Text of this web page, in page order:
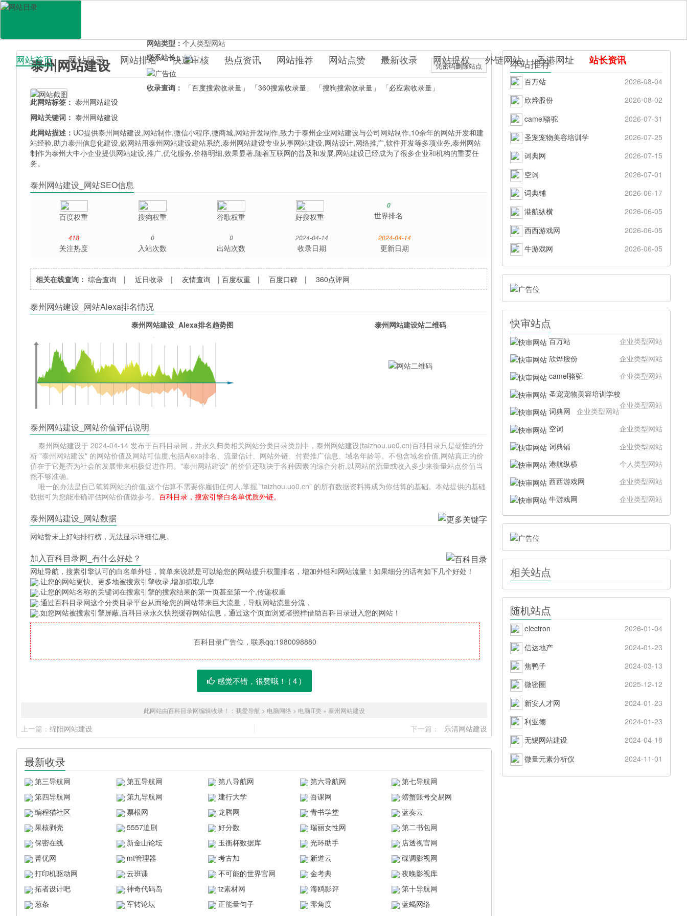
百科目录
网站首页 网站目录 网站排名 快速审核 热点资讯 网站推荐 网站点赞 最新收录 网站提权 外链网站 香港网址 站长资讯
泰州网站建设 凭密码删除站点
网站类型：个人类型网站
联系站长：
收录查询： 「百度搜索收录量」 「360搜索收录量」 「搜狗搜索收录量」
「必应索收录量」
此网站标签： 泰州网站建设
网站关键词： 泰州网站建设
此网站描述： UO提供泰州网站建设,网站制作,微信小程序,微商城,网站开发制作,致力于泰州企业网站建设与公司网站制作,10余年的网站开发和建
站经验,助力泰州信息化建设,做网站用泰州网站建设建站系统,泰州网站建设专业从事网站建设,网站设计,网络推广,软件开发等多项业务,泰州网站
制作为泰州大中小企业提供网站建设,推广,优化服务,价格明细,效果显著,随着互联网的普及和发展,网站建设已经成为了很多企业和机构的重要任
务。
泰州网站建设_网站SEO信息
百度权重 搜狗权重 谷歌权重 好搜权重
0
世界排名
418
关注热度
0
入站次数
0
出站次数
2024-04-14
收录日期
2024-04-14
更新日期
相关在线查询： 综合查询 |近日收录 |友情查询 |百度权重 |百度口碑 |360点评网
泰州网站建设_网站Alexa排名情况
泰州网站建设_Alexa排名趋势图 泰州网站建设站二维码
泰州网站建设_网站价值评估说明
泰州网站建设于 2024-04-14 发布于百科目录网，并永久归类相关网站分类目录类别中，泰州网站建设(taizhou.uo0.cn)百科目录只是硬性的分
析 "泰州网站建设" 的网站价值及网站可信度,包括Alexa排名、流量估计、网站外链、付费推广信息、域名年龄等。不包含域名价值,网站真正的价
值在于它是否为社会的发展带来积极促进作用。"泰州网站建设" 的价值还取决于各种因素的综合分析,以网站的流量或收入多少来衡量站点价值当
然不够准确。
唯一的办法是自己笔算网站的价值,这个估算不需要你雇佣任何人,掌握 "taizhou.uo0.cn" 的所有数据资料将成为你估算的基础。本站提供的基础
数据可为您能准确评估网站价值做参考。百科目录，搜索引擎白名单优质外链。
泰州网站建设_网站数据
网站暂未上好站排行榜，无法显示详细信息。
加入百科目录网_有什么好处？
网址导航 ，搜素引擎认可的白名单外链，简单来说就是可以给您的网站提升权重排名，增加外链和网站流量！如果细分的话有如下几个好处！
.让您的网站更快、更多地被搜索引擎收录,增加抓取几率
.让您的网站名称的关键词在搜索引擎的搜索结果的第一页甚至第一个,传递权重
.通过百科目录网这个分类目录平台从而给您的网站带来巨大流量，导航网站流量分流，
.如您网站被搜索引擎屏蔽,百科目录永久快照缓存网站信息，通过这个页面浏览者照样借助百科目录进入您的网站！
百科目录广告位，联系qq:1980098880
感觉不错，很赞哦！ ( 4)
此网站由百科目录网编辑收录！： 我爱导航 > 电脑网络 > 电脑IT类» 泰州网站建设
上一篇： 绵阳网站建设 下一篇： 乐清网站建设
最新收录
第三导航网 第五导航网 第八导航网 第六导航网
第七导航网
第四导航网
第九导航网 建行大学 吾课网
螃蟹账号交易网
编程猫社区
票根网 龙腾网 青书学堂
蓝奏云
果核剥壳
5557追剧 好分数 瑞丽女性网
第二书包网
保密在线
新金山论坛 玉衡杯数据库 光环助手
店透视官网
菁优网
mt管理器 考古加 新道云
碟调影视网
打印机驱动网
云班课 不可能的世界官网 金考典
夜晚影视库
拓者设计吧
神奇代码岛 tz素材网 海鸥影评
第十导航网
葱条
军转论坛 正能量句子 零角度
蓝蝎网络
本站推荐
百万站
2026-08-04
欣烨股份
2026-08-02
camel骆驼
2026-07-31
圣宠宠物美容培训学
2026-07-25
词典网
2026-07-15
空词
2026-07-01
词典铺
2026-06-17
港航纵横
2026-06-05
西西游戏网
2026-06-05
牛游戏网
2026-06-05
快审站点
百万站
企业类型网站
欣烨股份
企业类型网站
camel骆驼
企业类型网站
圣宠宠物美容培训学校
企业类型网站
词典网
企业类型网站
空词
企业类型网站
词典铺
企业类型网站
港航纵横
个人类型网站
西西游戏网
企业类型网站
牛游戏网
企业类型网站
相关站点
随机站点
electron
2026-01-04
信达地产
2024-01-23
焦鸭子
2024-03-13
微密圈
2025-12-12
新安人才网
2024-01-23
利亚德
2024-01-23
无锡网站建设
2024-04-18
微量元素分析仪
2024-11-01